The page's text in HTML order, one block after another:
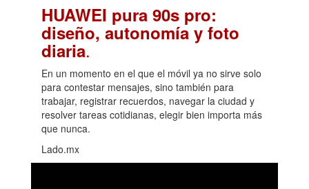
HUAWEI pura 90s pro:
diseño, autonomía y foto
diaria.
En un momento en el que el móvil ya no sirve solo
para contestar mensajes, sino también para
trabajar, registrar recuerdos, navegar la ciudad y
resolver tareas cotidianas, elegir bien importa más
que nunca.
Lado.mx